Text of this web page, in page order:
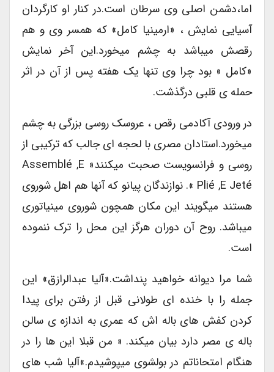
اما،دشمن اصلی وی سرطان است.در کنار او کارگردان
آسیایی نمایش ، «ارمینیا کامل» که همسر وی و هم
رقصش میباشد به چشم میخورد.این آخر نمایش
«کامل » بود چرا وی تنها یک هفته پس از آن در اثر
حمله ی قلبی درگذشت.
در ورودی آکادمی رقص ، عروسک روسی بزرگی به چشم
میخورد.استادان مصری با لحجه ای جالب که ترکیبی از
روسی و فرانسویست صحبت میکنند« Assemblé ,e
Plié ,e Jeté ». نوازندگان پیانو که آنها هم اهل شوروی
هستند میگویند این مکان همچون شوروی مینیاتوری
میباشد. روح آن دوران هرگز این محل را ترک ننموده
است.
شما مرا دیوانه خواهید پنداشت.«آلیا عبدالرازق» این
جمله را با خنده ای طولانی قبل از رفتن برای پیدا
کردن کفش های باله اش که عمری به اندازه ی سالن
باله ی مصر دارد بیان میکند. « من قبلا این ها را در
هنگام امتحاناتم در بولشوی میپوشیدم.»آلیا شب های